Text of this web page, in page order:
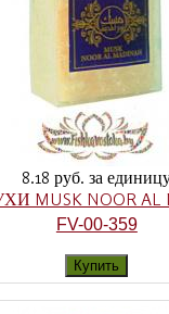
8.18 руб. за
MUSK NOOR AL
FV-00-359